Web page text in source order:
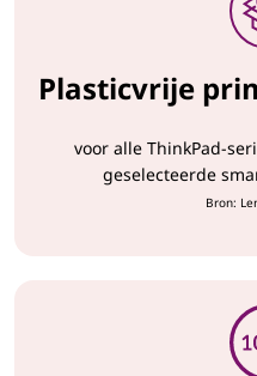
Plasticvrije
voor alle ThinkPad-
geselecteerde
Bron: